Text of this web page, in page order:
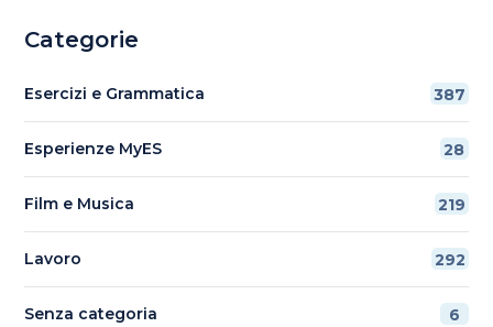
Categorie
Esercizi e Grammatica 387
Esperienze MyES 28
Film e Musica 219
Lavoro 292
Senza categoria 6